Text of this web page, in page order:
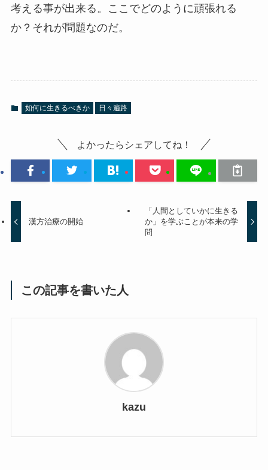
考える事が出来る。ここでどのように頑張れる
か？それが問題なのだ。
如何に生きるべきか 日々遍路
よかったらシェアしてね！
漢方治療の開始
「人間としていかに生きる
か」を学ぶことが本来の学
問
この記事を書いた人
kazu